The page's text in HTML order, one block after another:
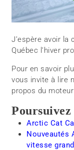
J’espère avoir la
Québec l’hiver
Pour en savoir
vous invite à lire
propos du moteur
Arctic Cat
Nouveautés
vitesse